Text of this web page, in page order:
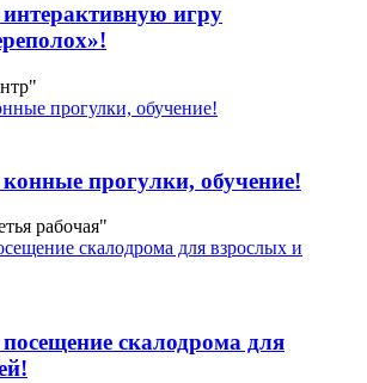
игру
прогулки, обучение!
рабочая"
скалодрома для